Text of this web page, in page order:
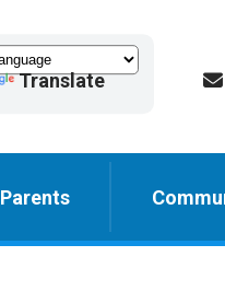
Translate
Parents